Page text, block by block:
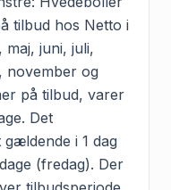
tilbud hos Netto i
juni, juli,
november og
på tilbud, varer
Det
i 1 dag
(fredag). Der